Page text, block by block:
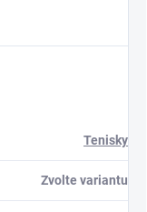
Tenisky
Zvolte variantu